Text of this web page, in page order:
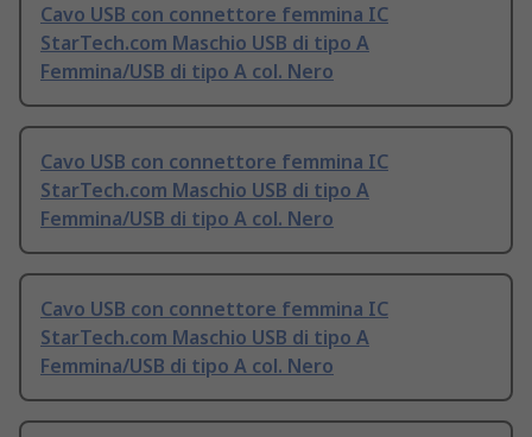
Cavo USB con connettore femmina IC
StarTech.com Maschio USB di tipo A
Femmina/USB di tipo A col. Nero
Cavo USB con connettore femmina IC
StarTech.com Maschio USB di tipo A
Femmina/USB di tipo A col. Nero
Cavo USB con connettore femmina IC
StarTech.com Maschio USB di tipo A
Femmina/USB di tipo A col. Nero